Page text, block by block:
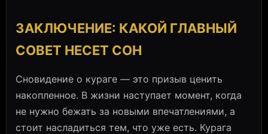
ЗАКЛЮЧЕНИЕ: КАКОЙ ГЛАВНЫЙ
СОВЕТ НЕСЕТ СОН
Сновидение о кураге — это призыв ценить
накопленное. В жизни наступает момент, когда
не нужно бежать за новыми впечатлениями, а
стоит насладиться тем, что уже есть. Курага